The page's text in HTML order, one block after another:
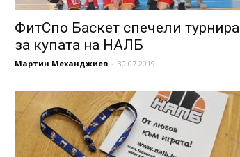
ФитСпо Баскет спечели турнира
за купата на НАЛБ
Мартин Механджиев - 30.07.2019